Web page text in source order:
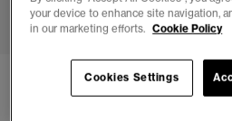
Sudadera con capucha de
Athletic Essentials
your device to enhance site navigation,
in our marketing efforts. Cookie Policy
Cookies Settings